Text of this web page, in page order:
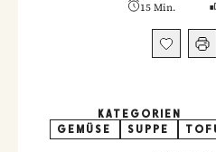
15 Min.
KATEGORIEN
GEMÜSE
SUPPE